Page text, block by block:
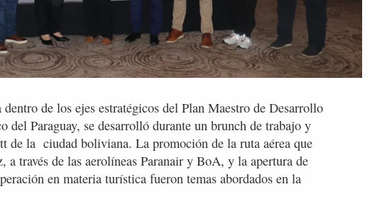
de los ejes estratégicos del Plan Maestro de Desarrollo
del Paraguay, se desarrolló durante un brunch de trabajo y
de la ciudad boliviana. La promoción de la ruta aérea que
a través de las aerolíneas Paranair y BoA, y la apertura de
en materia turística fueron temas abordados en la